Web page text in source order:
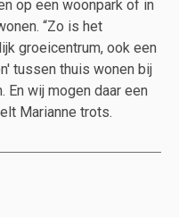
op een woonpark of in
“Zo is het
groeicentrum, ook een
tussen thuis wonen bij
wij mogen daar een
Marianne trots.